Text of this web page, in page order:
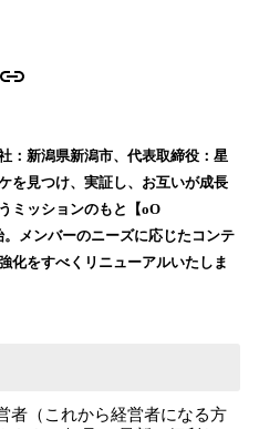
：新潟県新潟市、代表取締役：星
を見つけ、実証し、お互いが成長
ミッションのもと【oO
メンバーのニーズに応じたコンテ
化をすべくリニューアルいたしま
者（これから経営者になる方